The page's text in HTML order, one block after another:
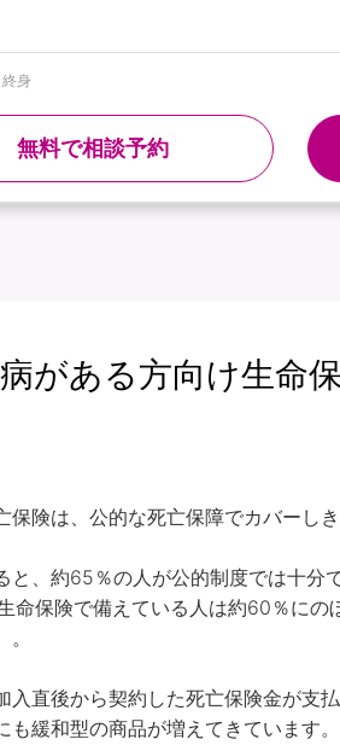
身
無料で相談予約
がある方向け生命
険は、公的な死亡保障でカバーし
と、約65％の人が公的制度では十
命保険で備えている人は約60％に
入直後から契約した死亡保険金が支
緩和型の商品が増えてきています。